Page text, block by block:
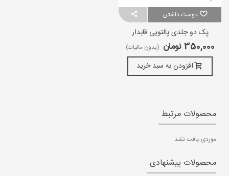
دوست داشتن
پک دو جلدی پالتویی قابدار
350,000 تومان (بدون مالیات)
افزودن به سبد خرید
محصولات مرتبط
موردی یافت نشد
محصولات پیشنهادی